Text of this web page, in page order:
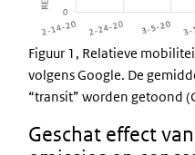
Figuur 1, Relatieve
volgens Google. De
“transit” worden getoond
Geschat effect